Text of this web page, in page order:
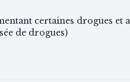
certaines drogues et
de drogues)